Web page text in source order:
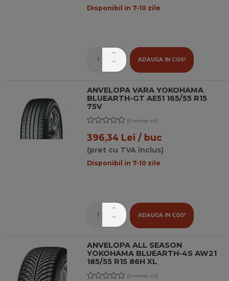
Disponibil in 7-10 zile
ADAUGA IN COS!
ANVELOPA VARA YOKOHAMA
BLUEARTH-GT AE51 165/55 R15
75V
(0 review-uri)
396,34 Lei / buc
(pret cu TVA inclus)
Disponibil in 7-10 zile
ADAUGA IN COS!
ANVELOPA ALL SEASON
YOKOHAMA BLUEARTH-4S AW21
185/55 R15 86H XL
(0 review-uri)